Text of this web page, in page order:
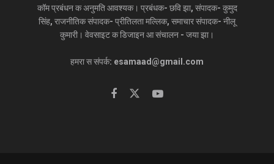
कॉम प्रबंधन क अनुमति आवश्यक। प्रबंधक- छवि झा, संपादक- कुमुद
सिंह, राजनीतिक संपादक- प्रीतिलता मल्लिक, समाचार संपादक- नीलू
कुमारी। वेवसाइट क डिजाइन आ संचालन - जया झा।
हमरा स संपर्क: esamaad@gmail.com